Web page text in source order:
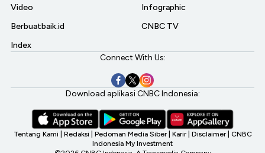
Video
Berbuatbaik.id
Index
Infographic
CNBC TV
Connect With Us:
Download aplikasi CNBC Indonesia:
Tentang Kami Redaksi Pedoman Media Siber Karir Disclaimer CNBC
Indonesia My Investment